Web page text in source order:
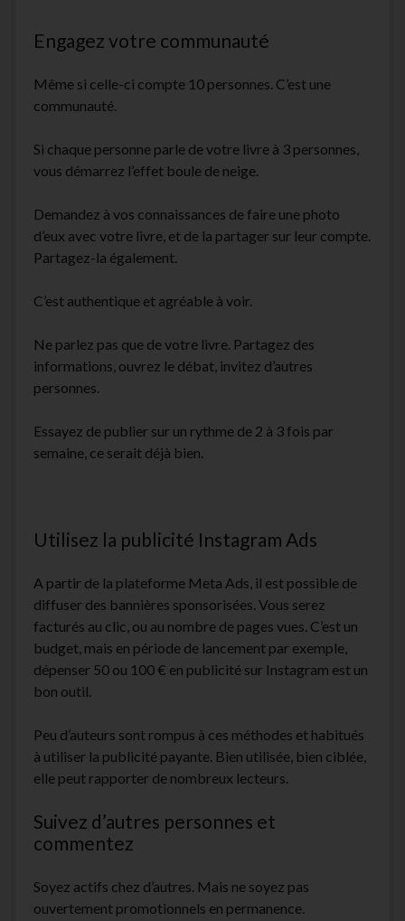
Engagez votre communauté
Même si celle-ci compte 10 personnes. C’est une
communauté.
Si chaque personne parle de votre livre à 3 personnes,
vous démarrez l’effet boule de neige.
Demandez à vos connaissances de faire une photo
d’eux avec votre livre, et de la partager sur leur compte.
Partagez-la également.
C’est authentique et agréable à voir.
Ne parlez pas que de votre livre. Partagez des
informations, ouvrez le débat, invitez d’autres
personnes.
Essayez de publier sur un rythme de 2 à 3 fois par
semaine, ce serait déjà bien.
Utilisez la publicité Instagram Ads
A partir de la plateforme Meta Ads, il est possible de
diffuser des bannières sponsorisées. Vous serez
facturés au clic, ou au nombre de pages vues. C’est un
budget, mais en période de lancement par exemple,
dépenser 50 ou 100 € en publicité sur Instagram est un
bon outil.
Peu d’auteurs sont rompus à ces méthodes et habitués
à utiliser la publicité payante. Bien utilisée, bien ciblée,
elle peut rapporter de nombreux lecteurs.
Suivez d’autres personnes et
commentez
Soyez actifs chez d’autres. Mais ne soyez pas
ouvertement promotionnels en permanence.